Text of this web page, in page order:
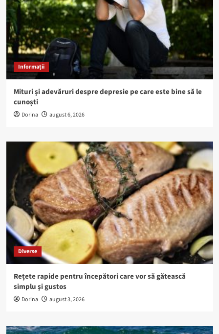
Informații
Mituri și adevăruri despre depresie pe care este bine să le
cunoști
Dorina august 6, 2026
Diverse
Rețete rapide pentru începători care vor să gătească
simplu și gustos
Dorina august 3, 2026